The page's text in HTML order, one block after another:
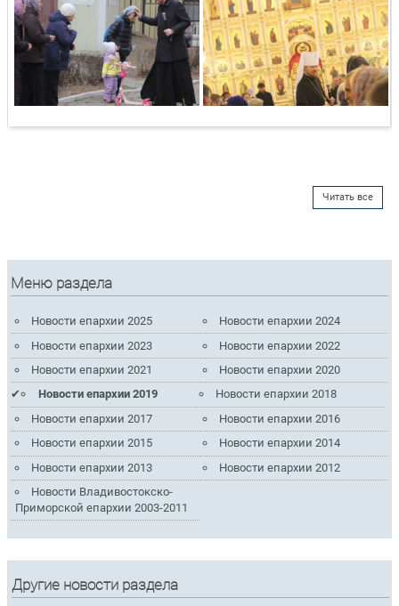
Читать все
Меню раздела
Новости епархии 2025
Новости епархии 2024
Новости епархии 2023
Новости епархии 2022
Новости епархии 2021
Новости епархии 2020
Новости епархии 2019
Новости епархии 2018
Новости епархии 2017
Новости епархии 2016
Новости епархии 2015
Новости епархии 2014
Новости епархии 2013
Новости епархии 2012
Новости Владивостокско-
Приморской епархии 2003-2011
Другие новости раздела